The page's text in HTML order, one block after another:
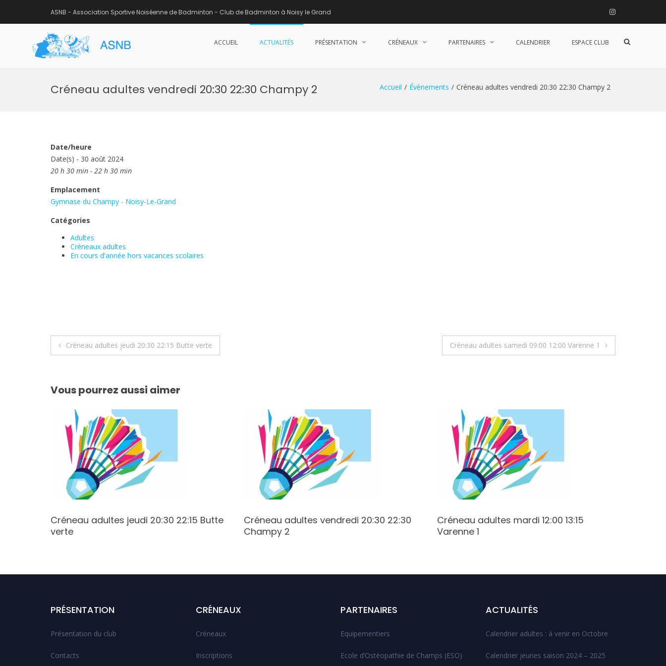
ASNB - Association Sportive Noiséenne de Badminton - Club de Badminton à Noisy le Grand Instagram
ACCUEIL ACTUALITÉS PRÉSENTATION CRÉNEAUX PARTENAIRES CALENDRIER ESPACE CLUB
Afficher
Créneau adultes vendredi 20:30 22:30 Champy 2 Accueil Évènements Créneau adultes vendredi 20:30 22:30 Champy 2
Date/heure
Date(s) - 30 août 2024
20 h 30 min - 22 h 30 min
Emplacement
Gymnase du Champy - Noisy-Le-Grand
Catégories
Adultes
Créneaux adultes
En cours d'année hors vacances scolaires
Navigation
l’article
Créneau adultes jeudi 20:30 22:15 Butte verte Créneau adultes samedi 09:00 12:00 Varenne 1
Vous pourrez aussi aimer
Créneau adultes jeudi 20:30 22:15 Butte
verte
Créneau adultes vendredi 20:30 22:30
Champy 2
Créneau adultes mardi 12:00 13:15
Varenne 1
PRÉSENTATION
Présentation du club
Contacts
CRÉNEAUX
Créneaux
Inscriptions
PARTENAIRES
Equipementiers
Ecole d’Ostéopathie de Champs (ESO)
ACTUALITÉS
Calendrier adultes : à venir en Octobre
Calendrier jeunes saison 2024 – 2025